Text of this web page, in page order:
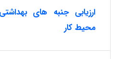
ارزیابی جنبه های
محیط کار